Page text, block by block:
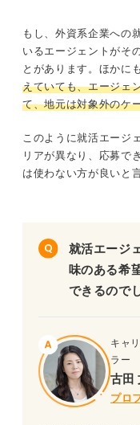
もし、外資系企業への
いるエージェントがそ
とがあります。ほかにも
えていても、エージェ
て、地元は対象外のケ
このように就活エージ
リアが異なり、応募で
は使わない方が良いと
就活エージ
味のある希
できるので
キャ
ラー
古田
プロ